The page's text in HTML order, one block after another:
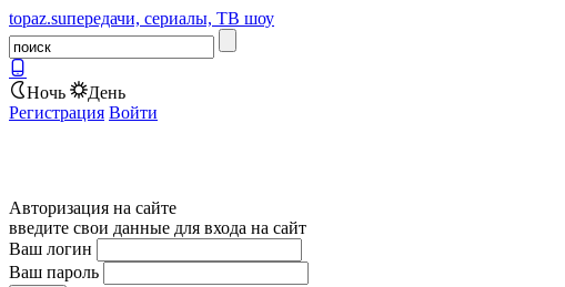
topaz.suпередачи, сериалы, ТВ шоу
Ночь
День
Регистрация Войти
Авторизация на сайте
введите свои данные для входа на сайт
Ваш логин
Ваш пароль